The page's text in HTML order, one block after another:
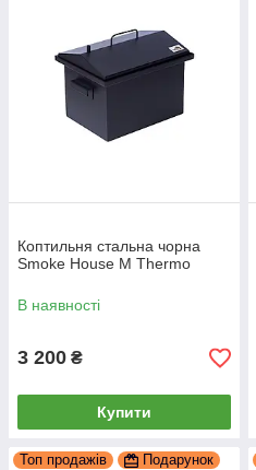
Коптильня стальна чорна
Smoke House M Thermo
В наявності
3 200 ₴
Купити
Топ продажів Подарунок